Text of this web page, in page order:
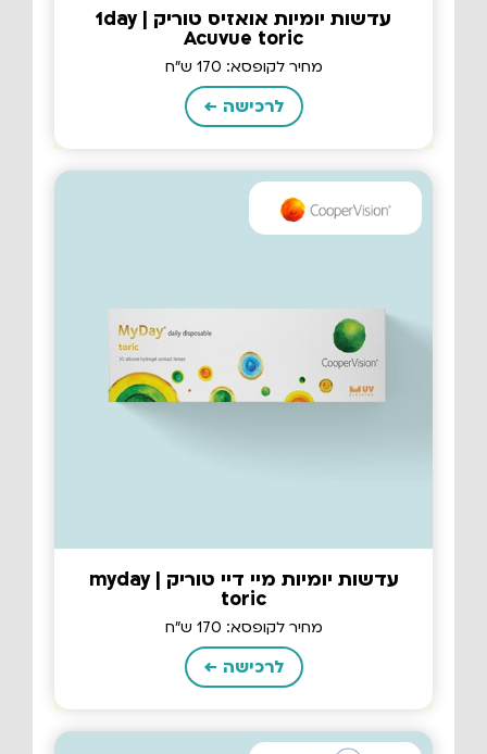
עדשות יומיות אואזיס טוריק | 1day
Acuvue toric
מחיר לקופסא: 170 ש"ח
לרכישה ←
עדשות יומיות מיי דיי טוריק | myday
toric
מחיר לקופסא: 170 ש"ח
לרכישה ←